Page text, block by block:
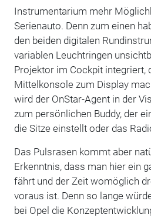
Instrumentarium mehr
Serienauto. Denn zum einen
den beiden digitalen
variablen Leuchtringen
Projektor im Cockpit integriert,
Mittelkonsole zum Display
wird der OnStar-Agent in der
zum persönlichen Buddy, der
die Sitze einstellt oder das
Das Pulsrasen kommt aber
Erkenntnis, dass man hier ein
fährt und der Zeit womöglich
voraus ist. Denn so lange
bei Opel die